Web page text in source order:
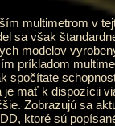
multimetrom v
sa však
modelov
príkladom
spočítate
mať k dispozícii
Zobrazujú sa
ktoré sú